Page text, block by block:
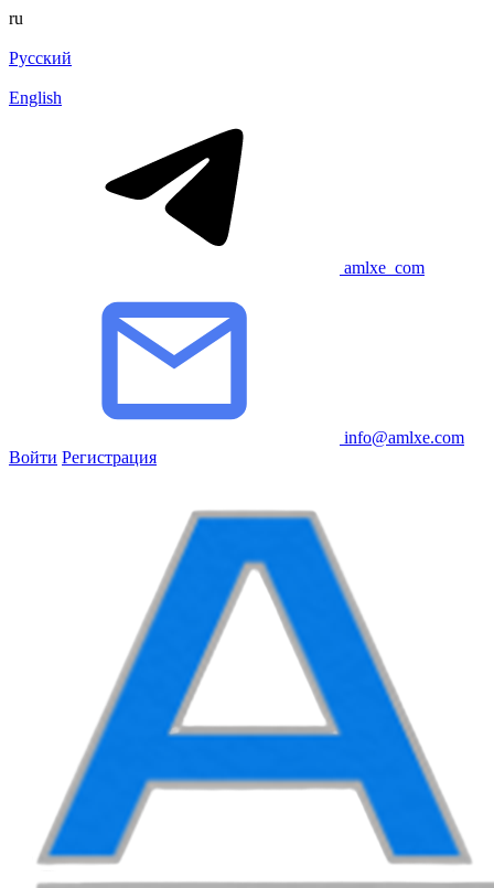
ru
Русский
English
amlxe_com
info@amlxe.com
Войти Регистрация